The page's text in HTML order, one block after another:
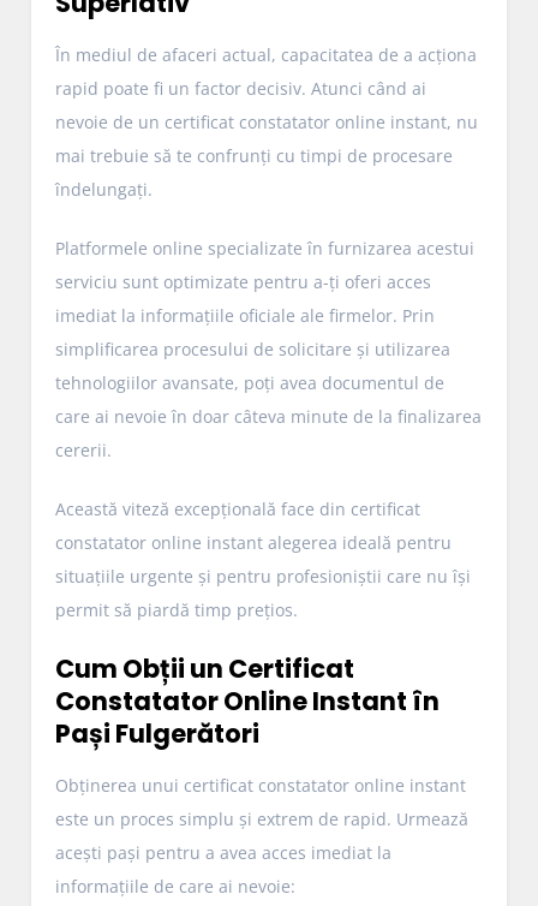
În mediul de afaceri actual, capacitatea de a acționa
rapid poate fi un factor decisiv. Atunci când ai
nevoie de un certificat constatator online instant, nu
mai trebuie să te confrunți cu timpi de procesare
îndelungați.
Platformele online specializate în furnizarea acestui
serviciu sunt optimizate pentru a-ți oferi acces
imediat la informațiile oficiale ale firmelor. Prin
simplificarea procesului de solicitare și utilizarea
tehnologiilor avansate, poți avea documentul de
care ai nevoie în doar câteva minute de la finalizarea
cererii.
Această viteză excepțională face din certificat
constatator online instant alegerea ideală pentru
situațiile urgente și pentru profesioniștii care nu își
permit să piardă timp prețios.
Cum Obții un Certificat
Constatator Online Instant în
Pași Fulgerători
Obținerea unui certificat constatator online instant
este un proces simplu și extrem de rapid. Urmează
acești pași pentru a avea acces imediat la
informațiile de care ai nevoie: